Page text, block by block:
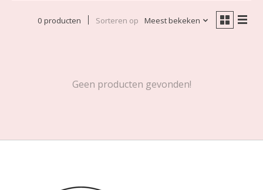
0 producten Sorteren op Meest bekeken
Geen producten gevonden!